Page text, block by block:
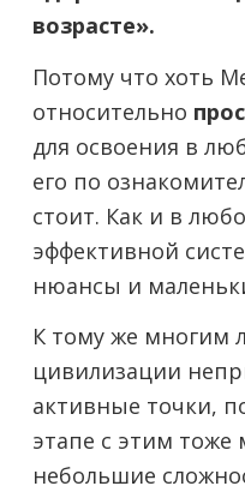
возрасте».
Потому что хоть
относительно
для освоения в
его по
стоит. Как и в
эффективной
нюансы и
К тому же многим
цивилизации
активные точки,
этапе с этим тоже
небольшие